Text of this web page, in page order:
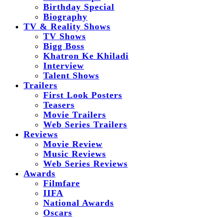
Birthday Special
Biography
TV & Reality Shows
TV Shows
Bigg Boss
Khatron Ke Khiladi
Interview
Talent Shows
Trailers
First Look Posters
Teasers
Movie Trailers
Web Series Trailers
Reviews
Movie Review
Music Reviews
Web Series Reviews
Awards
Filmfare
IIFA
National Awards
Oscars